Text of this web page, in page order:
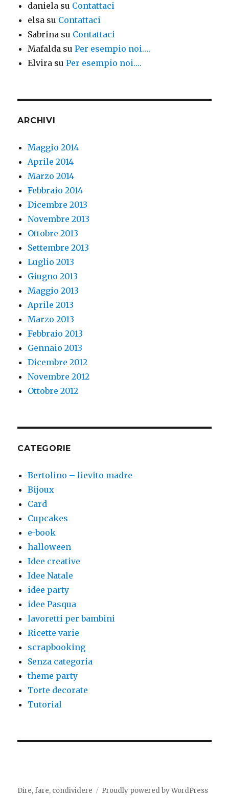
daniela su Contattaci
elsa su Contattaci
Sabrina su Contattaci
Mafalda suPer esempio noi….
Elvira suPer esempio noi….
ARCHIVI
Maggio 2014
Aprile 2014
Marzo 2014
Febbraio 2014
Dicembre 2013
Novembre 2013
Ottobre 2013
Settembre 2013
Luglio 2013
Giugno 2013
Maggio 2013
Aprile 2013
Marzo 2013
Febbraio 2013
Gennaio 2013
Dicembre 2012
Novembre 2012
Ottobre 2012
CATEGORIE
Bertolino – lievito madre
Bijoux
Card
Cupcakes
e-book
halloween
Idee creative
Idee Natale
idee party
idee Pasqua
lavoretti per bambini
Ricette varie
scrapbooking
Senza categoria
theme party
Torte decorate
Tutorial
Dire, fare, condividere Proudly powered by WordPress